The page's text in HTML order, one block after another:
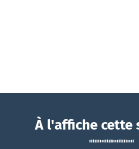
À l'affiche cette